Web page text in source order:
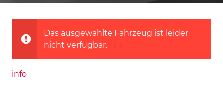
Das ausgewählte Fahrzeug ist leider
nicht verfügbar.
info